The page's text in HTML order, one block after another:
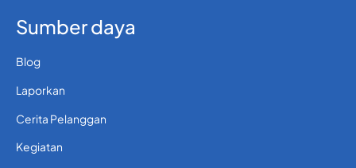
Sumber daya
Blog
Laporkan
Cerita Pelanggan
Kegiatan